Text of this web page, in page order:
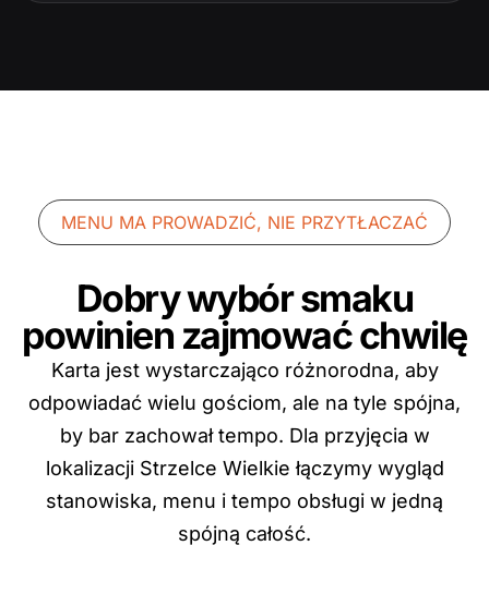
MENU MA PROWADZIĆ, NIE PRZYTŁACZAĆ
Dobry wybór smaku
powinien zajmować chwilę
Karta jest wystarczająco różnorodna, aby
odpowiadać wielu gościom, ale na tyle spójna,
by bar zachował tempo. Dla przyjęcia w
lokalizacji Strzelce Wielkie łączymy wygląd
stanowiska, menu i tempo obsługi w jedną
spójną całość.